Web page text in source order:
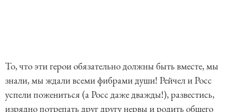
То, что эти герои обязательно должны быть вместе, мы
знали, мы ждали всеми фибрами души! Рейчел и Росс
успели пожениться (а Росс даже дважды!), развестись,
изрядно потрепать друг другу нервы и родить общего